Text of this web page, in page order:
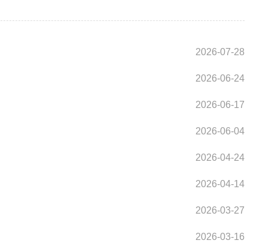
2026-07-28
2026-06-24
2026-06-17
2026-06-04
2026-04-24
2026-04-14
2026-03-27
2026-03-16